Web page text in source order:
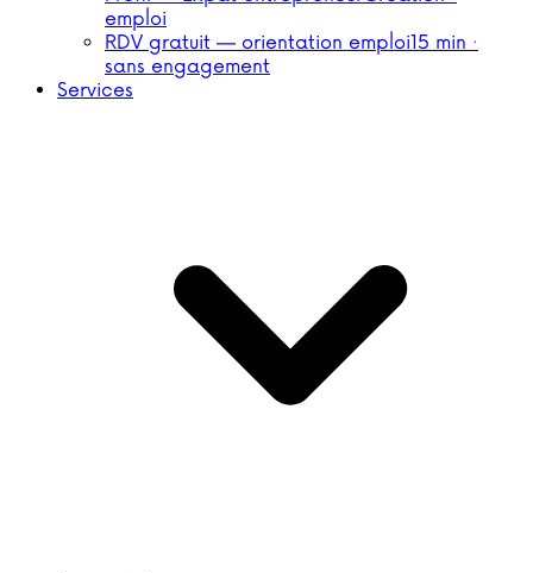
emploi
RDV gratuit — orientation emploi15 min ·
sans engagement
Services